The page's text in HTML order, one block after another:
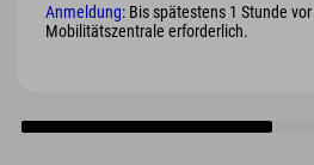
Anmeldung: Bis spätestens 1 Stunde
Mobilitätszentrale erforderlich.